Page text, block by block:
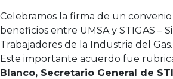
Celebramos la firma de un
beneficios entre UMSA y STIGAS –
Trabajadores de la Industria del Gas.
Este importante acuerdo fue
Blanco, Secretario General de